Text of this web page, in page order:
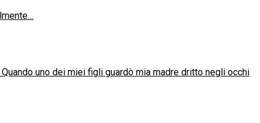
uno dei miei figli guardò mia madre dritto negli occhi